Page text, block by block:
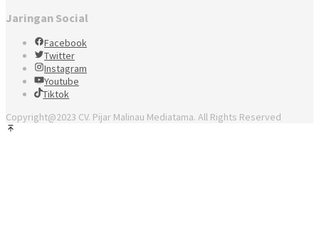
Jaringan Social
Facebook
Twitter
Instagram
Youtube
Tiktok
Copyright@2023 CV. Pijar Malinau Mediatama. All Rights Reserved